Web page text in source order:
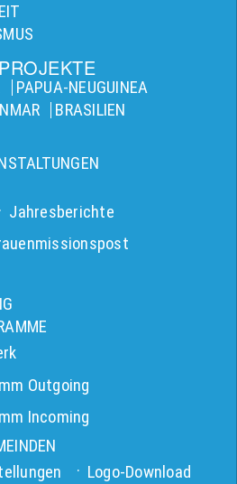
PAPUA-NEUGUINEA
BRASILIEN
Jahresberichte
Outgoing
Incoming
Logo-Download